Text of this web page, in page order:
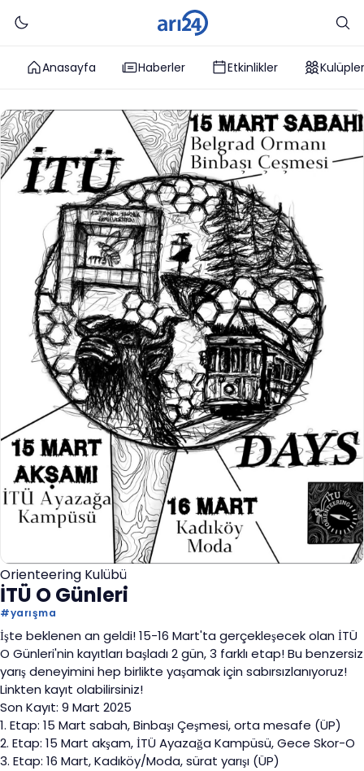
Anasayfa Haberler Etkinlikler Kulüpler
Orienteering Kulübü
İTÜ O Günleri
#yarışma
İşte beklenen an geldi! 15-16 Mart'ta gerçekleşecek olan İTÜ
O Günleri'nin kayıtları başladı 2 gün, 3 farklı etap! Bu benzersiz
yarış deneyimini hep birlikte yaşamak için sabırsızlanıyoruz!
Linkten kayıt olabilirsiniz!
Son Kayıt: 9 Mart 2025
1. Etap: 15 Mart sabah, Binbaşı Çeşmesi, orta mesafe (ÜP)
2. Etap: 15 Mart akşam, İTÜ Ayazağa Kampüsü, Gece Skor-O
3. Etap: 16 Mart, Kadıköy/Moda, sürat yarışı (ÜP)